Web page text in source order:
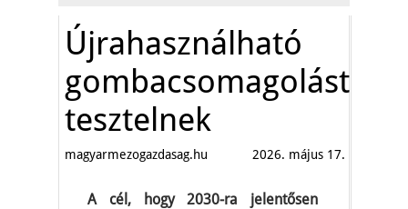
Újrahasználható
gombacsomagolást
tesztelnek
magyarmezogazdasag.hu 2026. május 17.
A cél, hogy 2030-ra jelentősen